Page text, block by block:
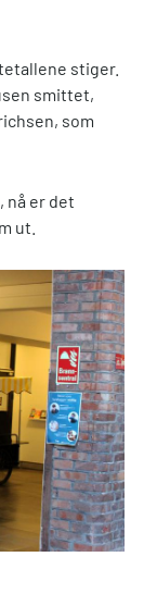
stiger.
smittet,
som
nå er det
ut.